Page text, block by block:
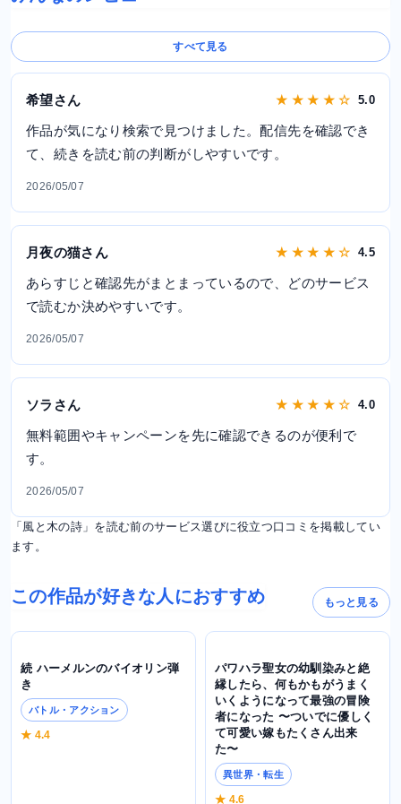
すべて見る
希望さん ★ ★ ★ ★ ☆ 5.0
作品が気になり検索で見つけました。配信先を確認でき
て、続きを読む前の判断がしやすいです。
2026/05/07
月夜の猫さん ★ ★ ★ ★ ☆ 4.5
あらすじと確認先がまとまっているので、どのサービス
で読むか決めやすいです。
2026/05/07
ソラさん ★ ★ ★ ★ ☆ 4.0
無料範囲やキャンペーンを先に確認できるのが便利で
す。
2026/05/07
「風と木の詩」を読む前のサービス選びに役立つ口コミを掲載してい
ます。
この作品が好きな人におすすめ もっと見る
続 ハーメルンのバイオリン弾
き
バトル・アクション
★ 4.4
パワハラ聖女の幼馴染みと絶
縁したら、何もかもがうまく
いくようになって最強の冒険
者になった 〜ついでに優しく
て可愛い嫁もたくさん出来
た〜
異世界・転生
★ 4.6